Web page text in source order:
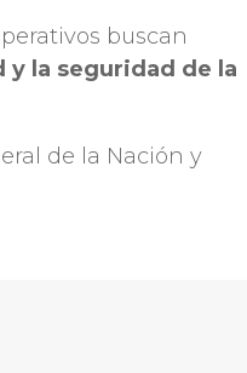
buscan
y la seguridad de la
de la Nación y